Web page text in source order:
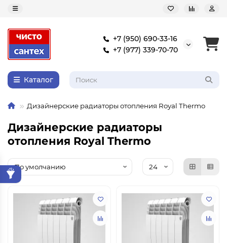
+7 (950) 690-33-16
+7 (977) 339-70-70
Каталог
Дизайнерские радиаторы отопления Royal Thermo
Дизайнерские радиаторы
отопления Royal Thermo